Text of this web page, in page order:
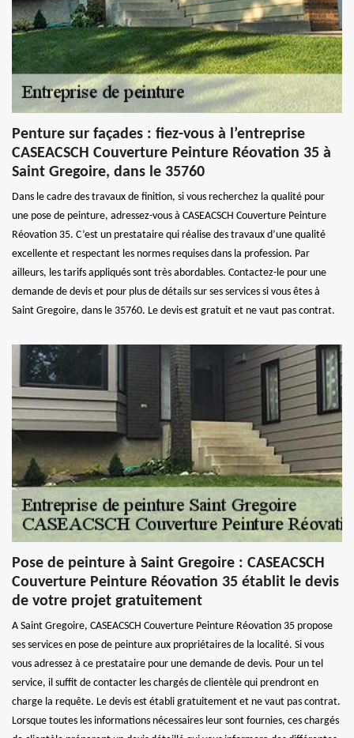
Penture sur façades : fiez-vous à l’entreprise
CASEACSCH Couverture Peinture Réovation 35 à
Saint Gregoire, dans le 35760
Dans le cadre des travaux de finition, si vous recherchez la qualité pour
une pose de peinture, adressez-vous à CASEACSCH Couverture Peinture
Réovation 35. C’est un prestataire qui réalise des travaux d’une qualité
excellente et respectant les normes requises dans la profession. Par
ailleurs, les tarifs appliqués sont très abordables. Contactez-le pour une
demande de devis et pour plus de détails sur ses services si vous êtes à
Saint Gregoire, dans le 35760. Le devis est gratuit et ne vaut pas contrat.
Pose de peinture à Saint Gregoire : CASEACSCH
Couverture Peinture Réovation 35 établit le devis
de votre projet gratuitement
A Saint Gregoire, CASEACSCH Couverture Peinture Réovation 35 propose
ses services en pose de peinture aux propriétaires de la localité. Si vous
vous adressez à ce prestataire pour une demande de devis. Pour un tel
service, il suffit de contacter les chargés de clientèle qui prendront en
charge la requête. Le devis est établi gratuitement et ne vaut pas contrat.
Lorsque toutes les informations nécessaires leur sont fournies, ces chargés